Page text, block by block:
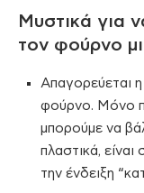
Μυστικά για
τον φούρνο
Απαγορεύεται
φούρνο. Μόνο
μπορούμε να
πλαστικά, είναι
την ένδειξη